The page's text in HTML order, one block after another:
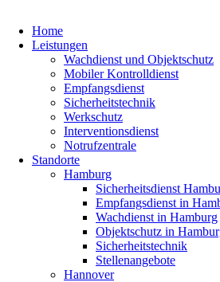
Home
Leistungen
Wachdienst und Objektschutz
Mobiler Kontrolldienst
Empfangsdienst
Sicherheitstechnik
Werkschutz
Interventionsdienst
Notrufzentrale
Standorte
Hamburg
Sicherheitsdienst
Empfangsdienst in
Wachdienst in Hamburg
Objektschutz in
Sicherheitstechnik
Stellenangebote
Hannover